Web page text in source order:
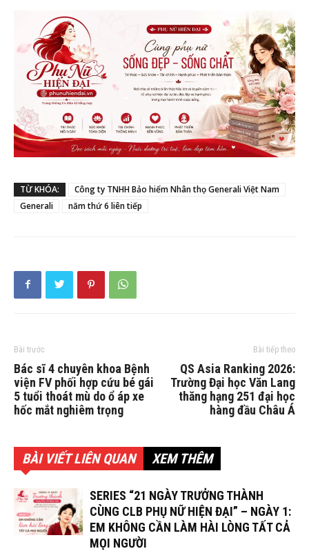
TỪ KHÓA:
Công ty TNHH Bảo hiểm Nhân thọ Generali Việt Nam
Generali
năm thứ 6 liên tiếp
Bài trước
Bác sĩ 4 chuyên khoa Bệnh
viện FV phối hợp cứu bé gái
5 tuổi thoát mù do ổ áp xe
hốc mắt nghiêm trọng
Bài tiếp theo
QS Asia Ranking 2026:
Trường Đại học Văn Lang
thăng hạng 251 đại học
hàng đầu Châu Á
BÀI VIẾT LIÊN QUAN XEM THÊM
SERIES “21 NGÀY TRƯỞNG THÀNH
CÙNG CLB PHỤ NỮ HIỆN ĐẠI” – NGÀY 1:
EM KHÔNG CẦN LÀM HÀI LÒNG TẤT CẢ
MỌI NGƯỜI